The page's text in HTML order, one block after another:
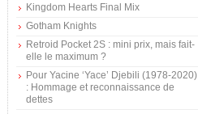
Kingdom Hearts Final Mix
Gotham Knights
Retroid Pocket 2S : mini prix, mais fait-
elle le maximum ?
Pour Yacine ‘Yace’ Djebili (1978-2020)
: Hommage et reconnaissance de
dettes